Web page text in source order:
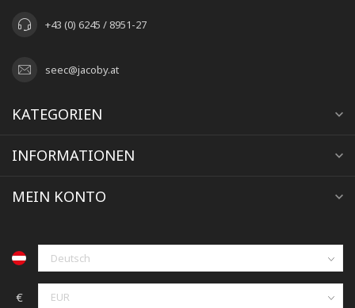
+43 (0) 6245 / 8951-27
seec@jacoby.at
KATEGORIEN
INFORMATIONEN
MEIN KONTO
€